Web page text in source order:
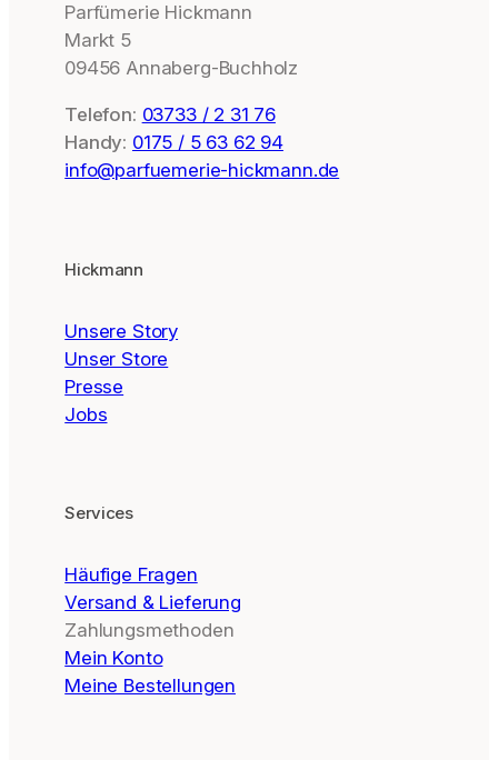
Parfümerie Hickmann
Markt 5
09456 Annaberg-Buchholz
Telefon: 03733 / 2 31 76
Handy: 0175 / 5 63 62 94
info@parfuemerie-hickmann.de
Hickmann
Unsere Story
Unser Store
Presse
Jobs
Services
Häufige Fragen
Versand & Lieferung
Zahlungsmethoden
Mein Konto
Meine Bestellungen